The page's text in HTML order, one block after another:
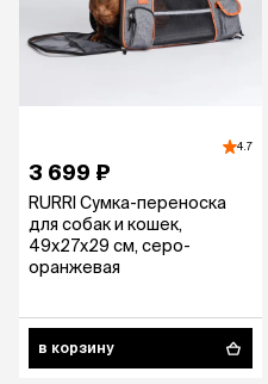
4.7
3 699 ₽
RURRI Сумка-переноска
для собак и кошек,
49х27х29 см, серо-
оранжевая
в корзину